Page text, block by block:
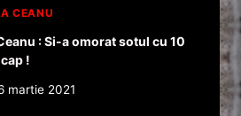
CEANU
: Si-a omorat sotul cu 10
!
martie 2021